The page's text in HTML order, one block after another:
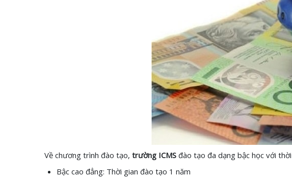
Về chương trình đào tạo, trường ICMS đào tạo đa dạng bậc học với
Bậc cao đẳng: Thời gian đào tạo 1 năm